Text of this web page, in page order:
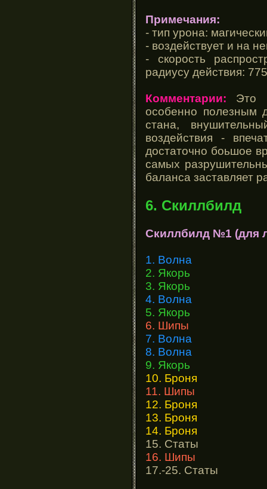
Примечания:
- тип урона:
- воздействует и на
- скорость
радиусу действия: 775
Комментарии: Это
особенно полезным
стана,
воздействия -
достаточно боьшое
самых
баланса заставляет
6. Скиллбилд
Скиллбилд №1 (для
1. Волна
2. Якорь
3. Якорь
4. Волна
5. Якорь
6. Шипы
7. Волна
8. Волна
9. Якорь
10. Броня
11. Шипы
12. Броня
13. Броня
14. Броня
15. Статы
16. Шипы
17.-25. Статы